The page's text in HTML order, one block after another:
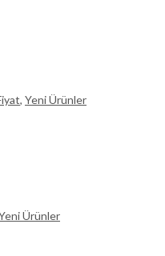
, Yeni Ürünler
Ürünler